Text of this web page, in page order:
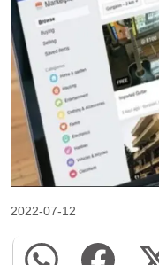
2022-07-12